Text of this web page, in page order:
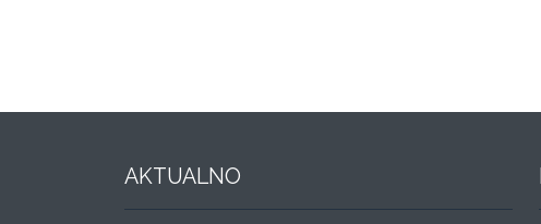
AKTUALNO